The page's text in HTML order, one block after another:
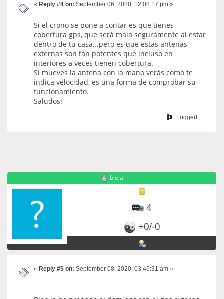
« Reply #4 on: September 06, 2020, 12:08:17 pm »
Si el crono se pone a contar es que tienes
cobertura gps, que será mala seguramente al estar
dentro de tu casa...pero es que estas antenas
externas son tan potentes que incluso en
interiores a veces tienen cobertura.
Si mueves la antena con la mano verás como te
indica velocidad, es una forma de comprobar su
funcionamiento.
Saludos!
Logged
biela
4
+0/-0
« Reply #5 on: September 08, 2020, 03:46:31 am »